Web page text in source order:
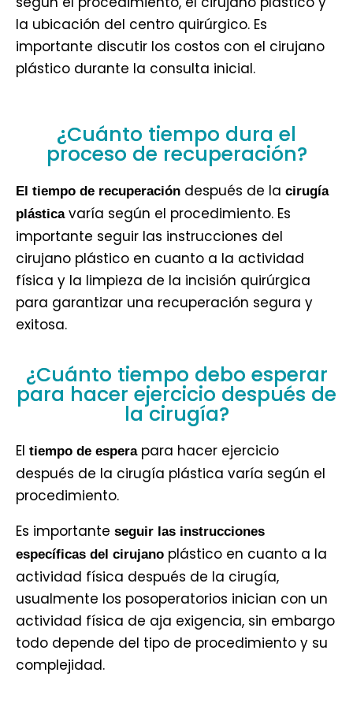
la ubicación del centro quirúrgico. Es
importante discutir los costos con el cirujano
plástico durante la consulta inicial.
¿Cuánto tiempo dura el
proceso de recuperación?
El tiempo de recuperación después de la cirugía
plásticavaría según el procedimiento. Es
importante seguir las instrucciones del
cirujano plástico en cuanto a la actividad
física y la limpieza de la incisión quirúrgica
para garantizar una recuperación segura y
exitosa.
¿Cuánto tiempo debo esperar
para hacer ejercicio después de
la cirugía?
El tiempo de esperapara hacer ejercicio
después de la cirugía plástica varía según el
procedimiento.
Es importante seguir las instrucciones
específicas del cirujano plástico en cuanto a la
actividad física después de la cirugía,
usualmente los posoperatorios inician con un
actividad física de aja exigencia, sin embargo
todo depende del tipo de procedimiento y su
complejidad.